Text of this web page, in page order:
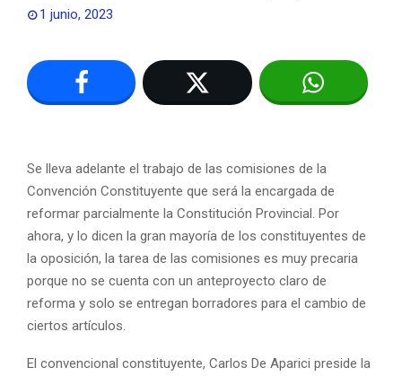
1 junio, 2023
Se lleva adelante el trabajo de las comisiones de la
Convención Constituyente que será la encargada de
reformar parcialmente la Constitución Provincial. Por
ahora, y lo dicen la gran mayoría de los constituyentes de
la oposición, la tarea de las comisiones es muy precaria
porque no se cuenta con un anteproyecto claro de
reforma y solo se entregan borradores para el cambio de
ciertos artículos.
El convencional constituyente, Carlos De Aparici preside la